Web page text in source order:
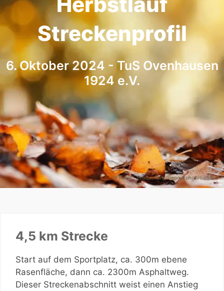
Streckenprofil
6. Oktober 2024 - TuS Ovenhausen
1924 e.V.
@ Daxiao_Productions/Depositphotos.com
4,5 km Strecke
Start auf dem Sportplatz, ca. 300m ebene
Rasenfläche, dann ca. 2300m Asphaltweg.
Dieser Streckenabschnitt weist einen Anstieg